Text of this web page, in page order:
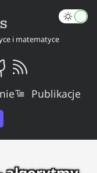
i matematyce
Publikacje